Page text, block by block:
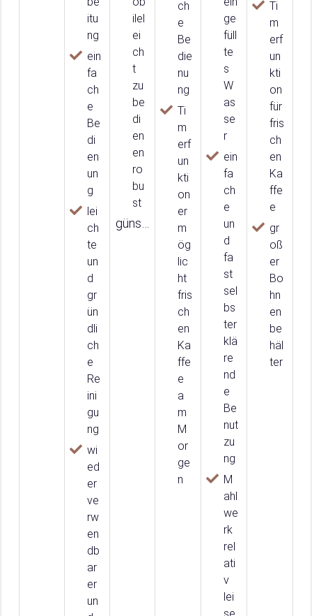
itu
ng
ein
fa
ch
e
Be
di
en
un
g
lei
ch
te
un
d
gr
ün
dli
ch
e
Re
ini
gu
ng
wi
ed
er
ve
rw
en
db
ar
er
un
ilel
ei
ch
t
zu
be
di
en
en
ro
bu
st
ch
e
Be
die
nu
ng
Ti
m
erf
un
kti
on
er
m
ög
lic
ht
fris
ch
en
Ka
ffe
e
a
m
M
or
ge
n
ge
füll
te
s
W
as
se
r
ein
fa
ch
e
un
d
fa
st
sel
bs
ter
klä
re
nd
e
Be
nut
zu
ng
M
ahl
we
rk
rel
ati
v
lei
Ti
m
erf
un
kti
on
für
fris
ch
en
Ka
ffe
e
gr
oß
er
Bo
hn
en
be
häl
ter